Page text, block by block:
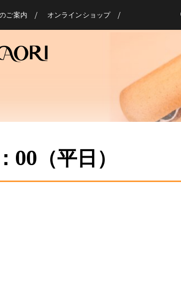
ご案内 オンラインショップ
（平日）